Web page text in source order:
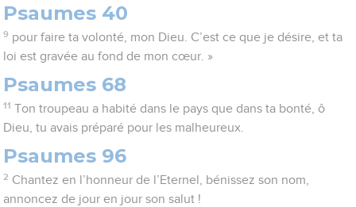
Psaumes 40
9 pour faire ta volonté, mon Dieu. C’est ce que je désire, et ta
loi est gravée au fond de mon cœur. »
Psaumes 68
11 Ton troupeau a habité dans le pays que dans ta bonté, ô
Dieu, tu avais préparé pour les malheureux.
Psaumes 96
2 Chantez en l’honneur de l’Eternel, bénissez son nom,
annoncez de jour en jour son salut !